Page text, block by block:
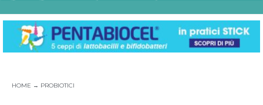
HOME → PROBIOTICI